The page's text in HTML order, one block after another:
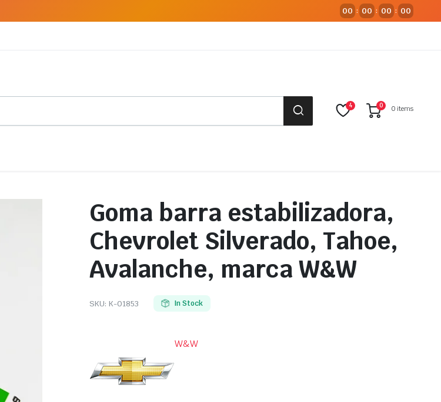
00 : 00 : 00 : 00
4 0 0 items
Goma barra estabilizadora,
Chevrolet Silverado, Tahoe,
Avalanche, marca W&W
SKU: K-01853 In Stock
W&W